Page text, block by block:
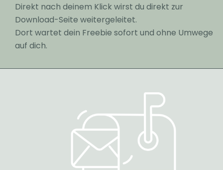
Direkt nach deinem Klick wirst du direkt zur
Download-Seite weitergeleitet.
Dort wartet dein Freebie sofort und ohne Umwege
auf dich.